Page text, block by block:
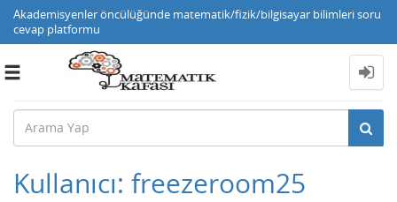
Akademisyenler öncülüğünde matematik/fizik/bilgisayar bilimleri soru
cevap platformu
Toggle
Kullanıcı: freezeroom25